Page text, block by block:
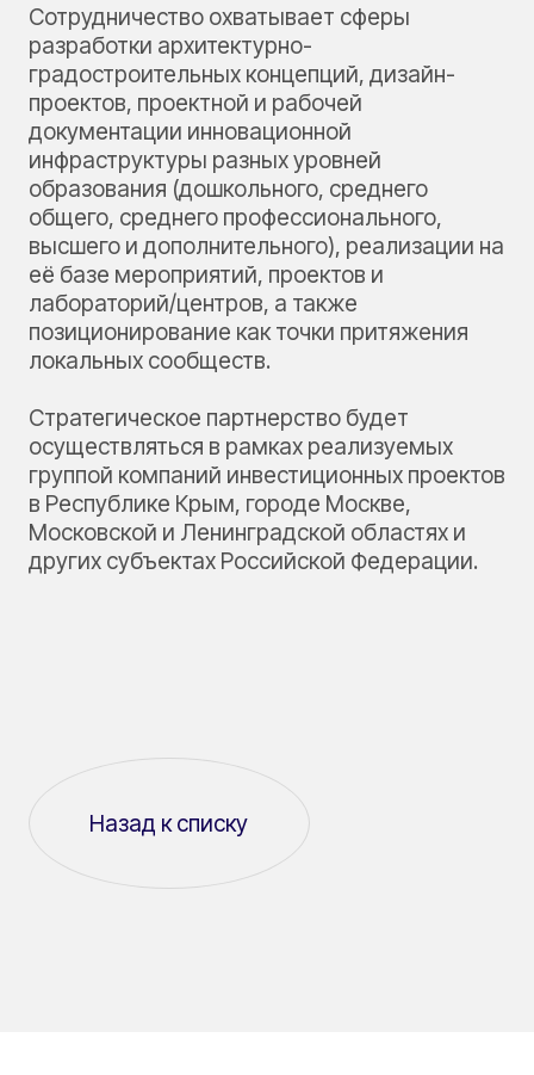
Назад к списку
Сотрудничество охватывает сферы
разработки архитектурно-
градостроительных концепций, дизайн-
проектов, проектной и рабочей
документации инновационной
инфраструктуры разных уровней
образования (дошкольного, среднего
общего, среднего профессионального,
высшего и дополнительного), реализации на
её базе мероприятий, проектов и
лабораторий/центров, а также
позиционирование как точки притяжения
локальных сообществ.
Стратегическое партнерство будет
осуществляться в рамках реализуемых
группой компаний инвестиционных проектов
в Республике Крым, городе Москве,
Московской и Ленинградской областях и
других субъектах Российской Федерации.
СКОПИРОВАТЬ ССЫЛКУ